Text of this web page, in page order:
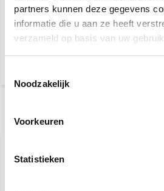
partners kunnen deze gegevens
informatie die u aan ze heeft
verzameld op basis van uw
Noodzakelijk
Voorkeuren
Statistieken
Wondsnelverband 6cm
x 8cm - 10 stuks
5,10
cm
Recent bekeken